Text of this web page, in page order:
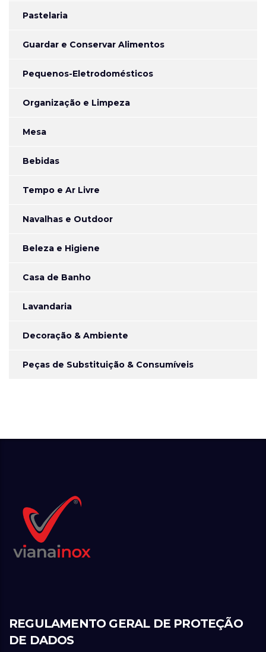
Pastelaria
Guardar e Conservar Alimentos
Pequenos-Eletrodomésticos
Organização e Limpeza
Mesa
Bebidas
Tempo e Ar Livre
Navalhas e Outdoor
Beleza e Higiene
Casa de Banho
Lavandaria
Decoração & Ambiente
Peças de Substituição & Consumíveis
REGULAMENTO GERAL DE PROTEÇÃO
DE DADOS